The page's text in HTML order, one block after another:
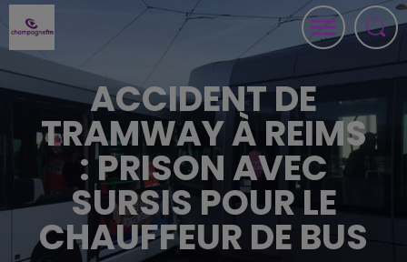
ACCIDENT DE
TRAMWAY À REIMS
: PRISON AVEC
SURSIS POUR LE
CHAUFFEUR DE BUS